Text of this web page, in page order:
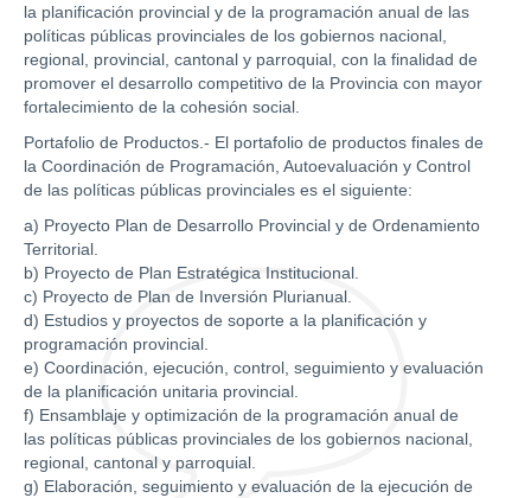
la planificación provincial y de la programación anual de las
políticas públicas provinciales de los gobiernos nacional,
regional, provincial, cantonal y parroquial, con la finalidad de
promover el desarrollo competitivo de la Provincia con mayor
fortalecimiento de la cohesión social.
Portafolio de Productos.- El portafolio de productos finales de
la Coordinación de Programación, Autoevaluación y Control
de las políticas públicas provinciales es el siguiente:
a) Proyecto Plan de Desarrollo Provincial y de Ordenamiento
Territorial.
b) Proyecto de Plan Estratégica Institucional.
c) Proyecto de Plan de Inversión Plurianual.
d) Estudios y proyectos de soporte a la planificación y
programación provincial.
e) Coordinación, ejecución, control, seguimiento y evaluación
de la planificación unitaria provincial.
f) Ensamblaje y optimización de la programación anual de
las políticas públicas provinciales de los gobiernos nacional,
regional, cantonal y parroquial.
g) Elaboración, seguimiento y evaluación de la ejecución de